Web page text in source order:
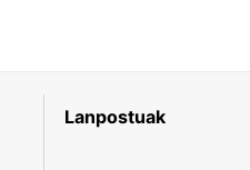
Lanpostuak